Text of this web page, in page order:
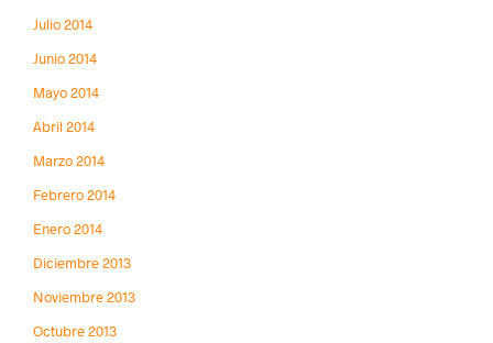
Julio 2014
Junio 2014
Mayo 2014
Abril 2014
Marzo 2014
Febrero 2014
Enero 2014
Diciembre 2013
Noviembre 2013
Octubre 2013